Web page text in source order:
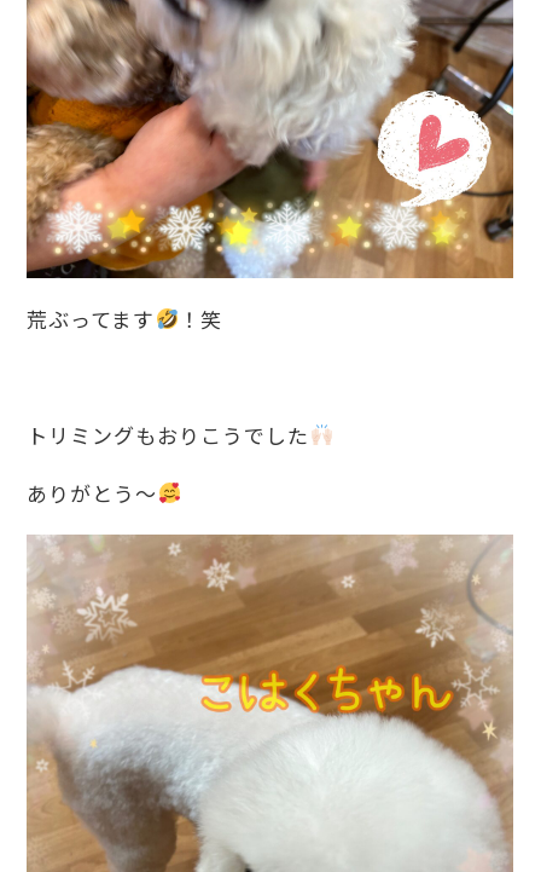
荒ぶってます ！笑
トリミングもおりこうでした
ありがとう〜